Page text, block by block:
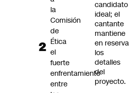
candidato
ideal; el
cantante
mantiene
en reserva
los
detalles
del
proyecto.
la
Comisión
de
Ética
el
fuerte
enfrentamiento
entre